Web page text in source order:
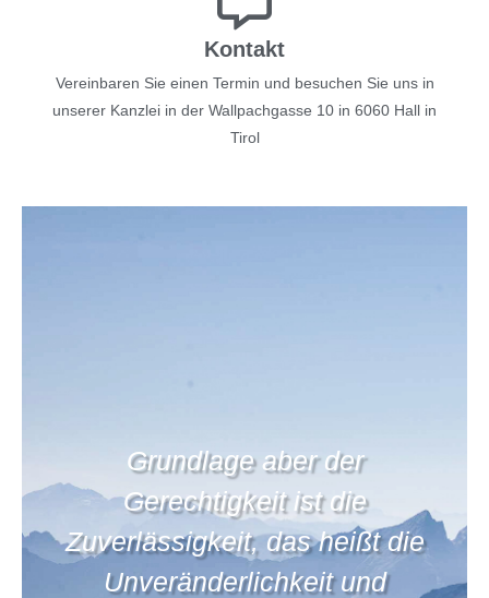
Kontakt
Vereinbaren Sie einen Termin und besuchen Sie uns in
unserer Kanzlei in der Wallpachgasse 10 in 6060 Hall in
Tirol
Grundlage aber der
Gerechtigkeit ist die
Zuverlässigkeit, das heißt die
Unveränderlichkeit und